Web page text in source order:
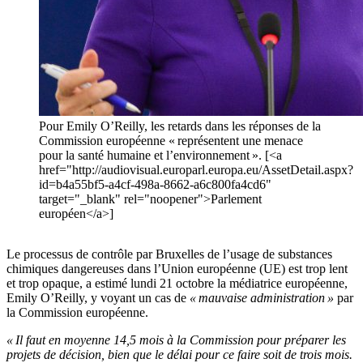
Pour Emily O’Reilly, les retards dans les réponses de la
Commission européenne « représentent une menace
pour la santé humaine et l’environnement ». [<a
href="http://audiovisual.europarl.europa.eu/AssetDetail.aspx?
id=b4a55bf5-a4cf-498a-8662-a6c800fa4cd6"
target="_blank" rel="noopener">Parlement
européen</a>]
Le processus de contrôle par Bruxelles de l’usage de substances
chimiques dangereuses dans l’Union européenne (UE) est trop lent
et trop opaque, a estimé lundi 21 octobre la médiatrice européenne,
Emily O’Reilly, y voyant un cas de « mauvaise administration » par
la Commission européenne.
« Il faut en moyenne 14,5 mois à la Commission pour préparer les
projets de décision, bien que le délai pour ce faire soit de trois mois.